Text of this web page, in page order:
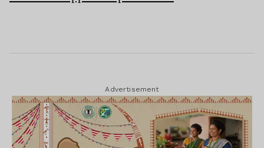
Advertisement